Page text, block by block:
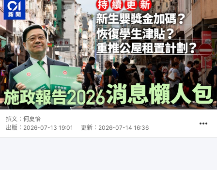
撰文： 何夏怡
出版： 2026-07-13 19:01 更新： 2026-07-14 16:36